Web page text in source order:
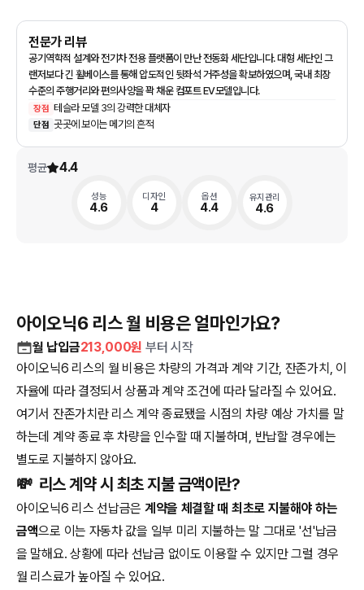
전문가 리뷰
공기역학적 설계와 전기차 전용 플랫폼이 만난 전동화 세단입니다. 대형 세단인 그
랜저보다 긴 휠베이스를 통해 압도적인 뒷좌석 거주성을 확보하였으며, 국내 최장
수준의 주행거리와 편의사양을 꽉 채운 컴포트 EV모델입니다.
장점 테슬라 모델 3의 강력한 대체자
단점 곳곳에 보이는 메기의 흔적
평균 4.4
성능
4.6
디자인
4
옵션
4.4
유지관리
4.6
아이오닉6 리스 월 비용은 얼마인가요?
월 납입금213,000원 부터 시작
아이오닉6 리스의 월 비용은 차량의 가격과 계약 기간, 잔존가치, 이
자율에 따라 결정되서 상품과 계약 조건에 따라 달라질 수 있어요.
여기서 잔존가치란 리스 계약 종료됐을 시점의 차량 예상 가치를 말
하는데 계약 종료 후 차량을 인수할 때 지불하며, 반납할 경우에는
별도로 지불하지 않아요.
💸 리스 계약 시 최초 지불 금액이란?
아이오닉6 리스 선납금은 계약을 체결할 때 최초로 지불해야 하는
금액으로 이는 자동차 값을 일부 미리 지불하는 말 그대로 '선'납금
을 말해요. 상황에 따라 선납금 없이도 이용할 수 있지만 그럴 경우
월 리스료가 높아질 수 있어요.